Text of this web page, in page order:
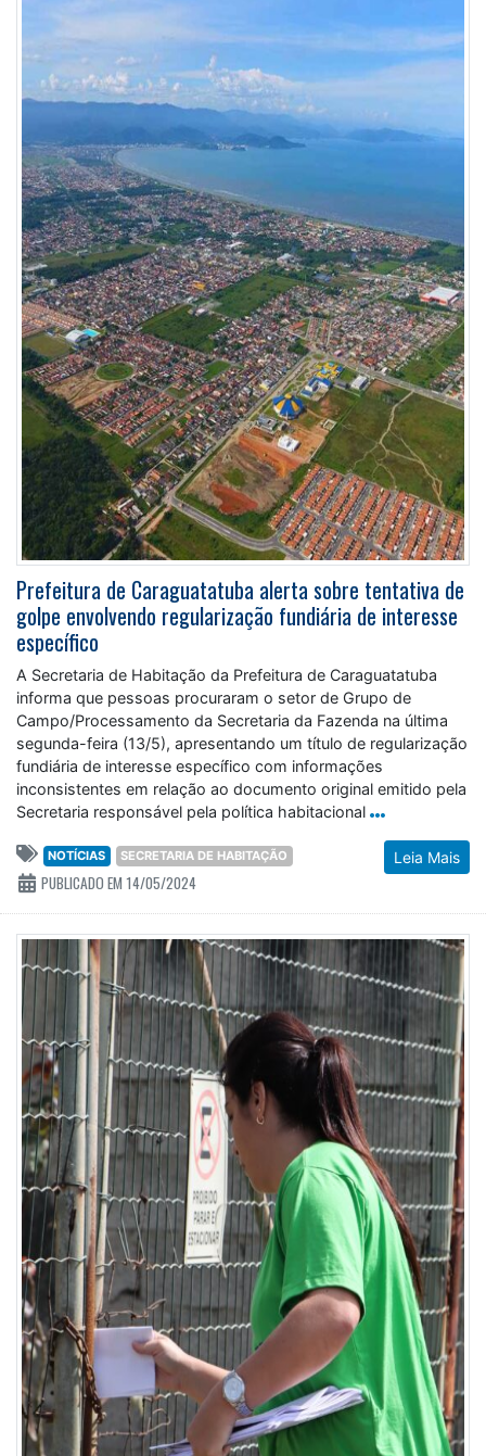
Prefeitura de Caraguatatuba alerta sobre tentativa de
golpe envolvendo regularização fundiária de interesse
específico
A Secretaria de Habitação da Prefeitura de Caraguatatuba
informa que pessoas procuraram o setor de Grupo de
Campo/Processamento da Secretaria da Fazenda na última
segunda-feira (13/5), apresentando um título de regularização
fundiária de interesse específico com informações
inconsistentes em relação ao documento original emitido pela
Secretaria responsável pela política habitacional
Leia Mais
NOTÍCIAS SECRETARIA DE HABITAÇÃO
PUBLICADO EM 14/05/2024